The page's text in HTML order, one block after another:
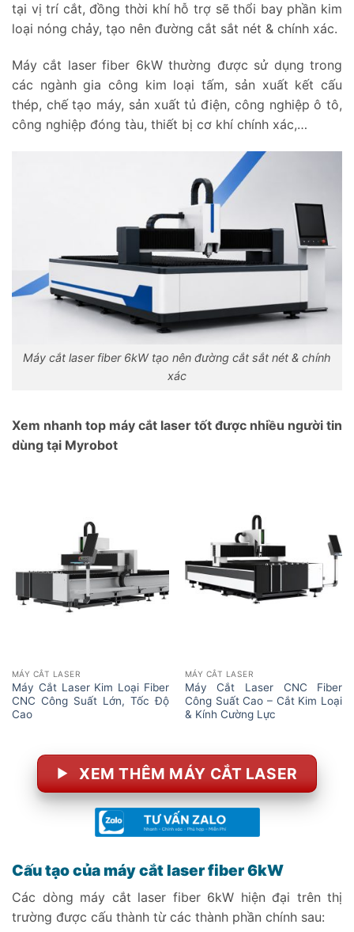
tại vị trí cắt, đồng thời khí hỗ trợ sẽ thổi bay phần kim
loại nóng chảy, tạo nên đường cắt sắt nét & chính xác.
Máy cắt laser fiber 6kW thường được sử dụng trong
các ngành gia công kim loại tấm, sản xuất kết cấu
thép, chế tạo máy, sản xuất tủ điện, công nghiệp ô tô,
công nghiệp đóng tàu, thiết bị cơ khí chính xác,…
Máy cắt laser fiber 6kW tạo nên đường cắt sắt nét & chính
xác
Xem nhanh top máy cắt laser tốt được nhiều người tin
dùng tại Myrobot
MÁY CẮT LASER
Máy Cắt Laser Kim Loại Fiber
CNC Công Suất Lớn, Tốc Độ
Cao
MÁY CẮT LASER
Máy Cắt Laser CNC Fiber
Công Suất Cao – Cắt Kim Loại
& Kính Cường Lực
XEM THÊM MÁY CẮT LASER
Cấu tạo của máy cắt laser fiber 6kW
Các dòng máy cắt laser fiber 6kW hiện đại trên thị
trường được cấu thành từ các thành phần chính sau: